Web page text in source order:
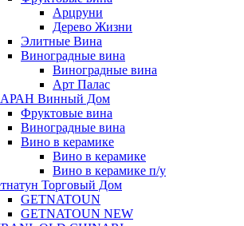
Арцруни
Дерево Жизни
Элитные Вина
Виноградные вина
Виноградные вина
Арт Палас
Винный Дом
Фруктовые вина
Виноградные вина
Вино в керамике
Вино в керамике
Вино в керамике п/у
Торговый Дом
GETNATOUN
GETNATOUN NEW